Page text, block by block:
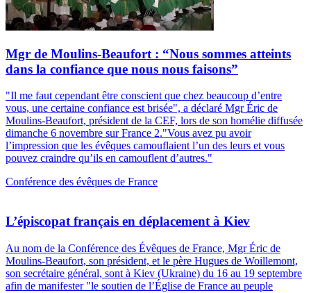
Mgr de Moulins-Beaufort : “Nous sommes atteints
dans la confiance que nous nous faisons”
"Il me faut cependant être conscient que chez beaucoup d’entre
vous, une certaine confiance est brisée", a déclaré Mgr Éric de
Moulins-Beaufort, président de la CEF, lors de son homélie diffusée
dimanche 6 novembre sur France 2."Vous avez pu avoir
l’impression que les évêques camouflaient l’un des leurs et vous
pouvez craindre qu’ils en camouflent d’autres."
Conférence des évêques de France
L’épiscopat français en déplacement à Kiev
Au nom de la Conférence des Évêques de France, Mgr Éric de
Moulins-Beaufort, son président, et le père Hugues de Woillemont,
son secrétaire général, sont à Kiev (Ukraine) du 16 au 19 septembre
afin de manifester "le soutien de l’Église de France au peuple